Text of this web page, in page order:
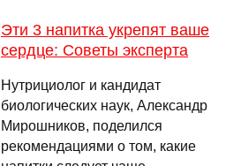
Эти 3 напитка укрепят ваше
сердце: Советы эксперта
Нутрициолог и кандидат
биологических наук, Александр
Мирошников, поделился
рекомендациями о том, какие